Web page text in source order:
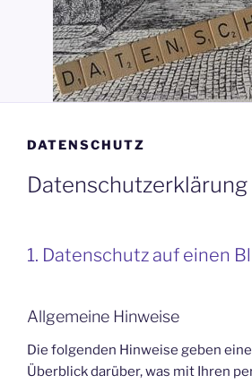
DATENSCHUTZ
Datenschutzerklärung
1. Datenschutz auf einen
Allgemeine Hinweise
Die folgenden Hinweise geben
Überblick darüber, was mit Ihren